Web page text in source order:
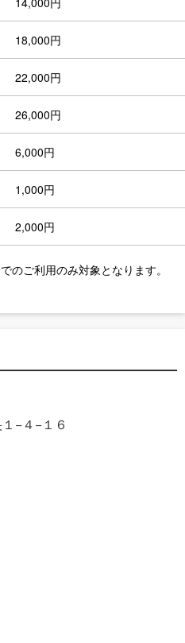
18,000円
22,000円
26,000円
6,000円
1,000円
2,000円
のご利用のみ対象となります。
−４−１６